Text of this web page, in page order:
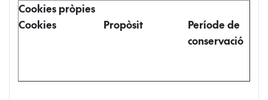
Cookies pròpies
Cookies
Propòsit
Període de
conservació